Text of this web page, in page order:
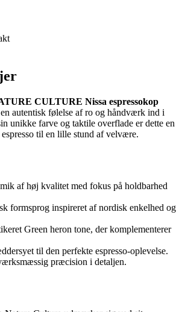
CULTURE Nissa espressokop
autentisk følelse af ro og håndværk ind i
unikke farve og taktile overflade er dette en
til en lille stund af velvære.
af høj kvalitet med fokus på holdbarhed
formsprog inspireret af nordisk enkelhed og
Green heron tone, der komplementerer
til den perfekte espresso-oplevelse.
præcision i detaljen.